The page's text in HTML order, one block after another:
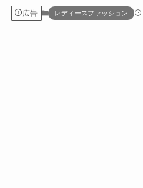
広告 レディースファッション